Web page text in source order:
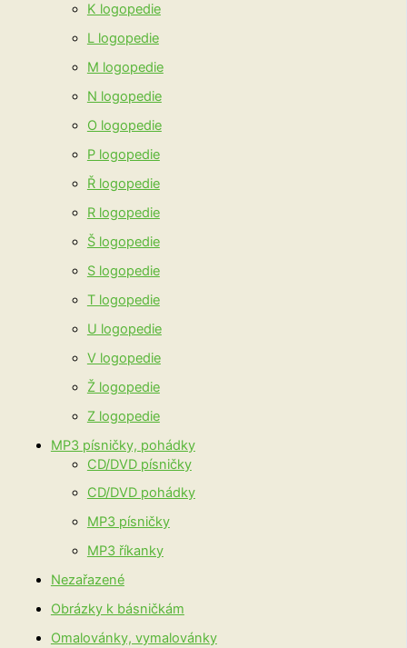
K logopedie
L logopedie
M logopedie
N logopedie
O logopedie
P logopedie
Ř logopedie
R logopedie
Š logopedie
S logopedie
T logopedie
U logopedie
V logopedie
Ž logopedie
Z logopedie
MP3 písničky, pohádky
CD/DVD písničky
CD/DVD pohádky
MP3 písničky
MP3 říkanky
Nezařazené
Obrázky k básničkám
Omalovánky, vymalovánky